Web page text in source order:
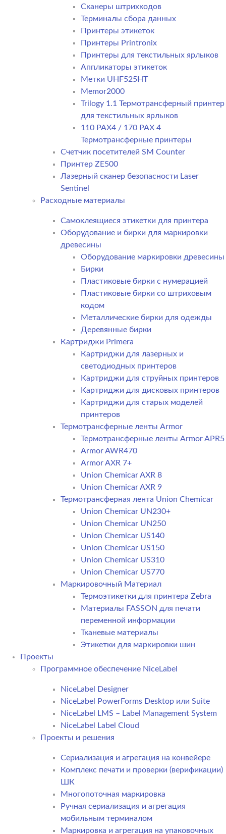
Сканеры штрихкодов
Терминалы сбора данных
Принтеры этикеток
Принтеры Printronix
Принтеры для текстильных ярлыков
Аппликаторы этикеток
Метки UHF525HT
Memor2000
Trilogy 1.1 Термотрансферный принтер
для текстильных ярлыков
110 PAX4 / 170 PAX 4
Термотрансферные принтеры
Счетчик посетителей SM Counter
Принтер ZE500
Лазерный сканер безопасности Laser
Sentinel
Расходные материалы
Самоклеящиеся этикетки для принтера
Оборудование и бирки для маркировки
древесины
Оборудование маркировки древесины
Бирки
Пластиковые бирки с нумерацией
Пластиковые бирки со штриховым
кодом
Металлические бирки для одежды
Деревянные бирки
Картриджи Primera
Картриджи для лазерных и
светодиодных принтеров
Картриджи для струйных принтеров
Картриджи для дисковых принтеров
Картриджи для старых моделей
принтеров
Термотрансферные ленты Armor
Термотрансферные ленты Armor APR5
Armor AWR470
Armor AXR 7+
Union Chemicar AXR 8
Union Chemicar AXR 9
Термотрансферная лента Union Chemicar
Union Chemicar UN230+
Union Chemicar UN250
Union Chemicar US140
Union Chemicar US150
Union Chemicar US310
Union Chemicar US770
Маркировочный Материал
Термоэтикетки для принтера Zebra
Материалы FASSON для печати
переменной информации
Тканевые материалы
Этикетки для маркировки шин
Проекты
Программное обеспечение NiceLabel
NiceLabel Designer
NiceLabel PowerForms Desktop или Suite
NiceLabel LMS – Label Management System
NiceLabel Label Cloud
Проекты и решения
Сериализация и агрегация на конвейере
Комплекс печати и проверки (верификации)
ШК
Многопоточная маркировка
Ручная сериализация и агрегация
мобильным терминалом
Маркировка и агрегация на упаковочных